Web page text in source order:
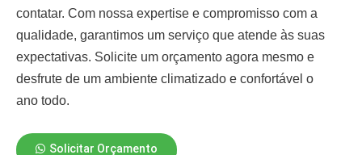
contatar. Com nossa expertise e compromisso com a
qualidade, garantimos um serviço que atende às suas
expectativas. Solicite um orçamento agora mesmo e
desfrute de um ambiente climatizado e confortável o
ano todo.
Solicitar Orçamento